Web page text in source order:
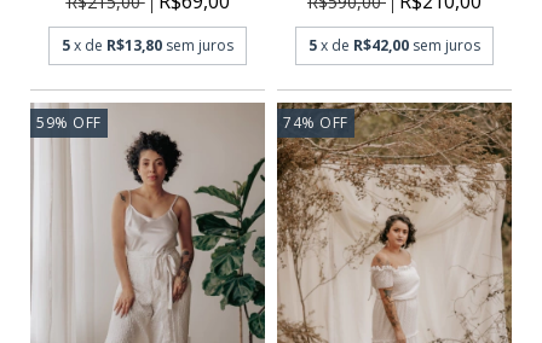
5x de R$13,80 sem juros 5x de R$42,00 sem juros
59% OFF 74% OFF